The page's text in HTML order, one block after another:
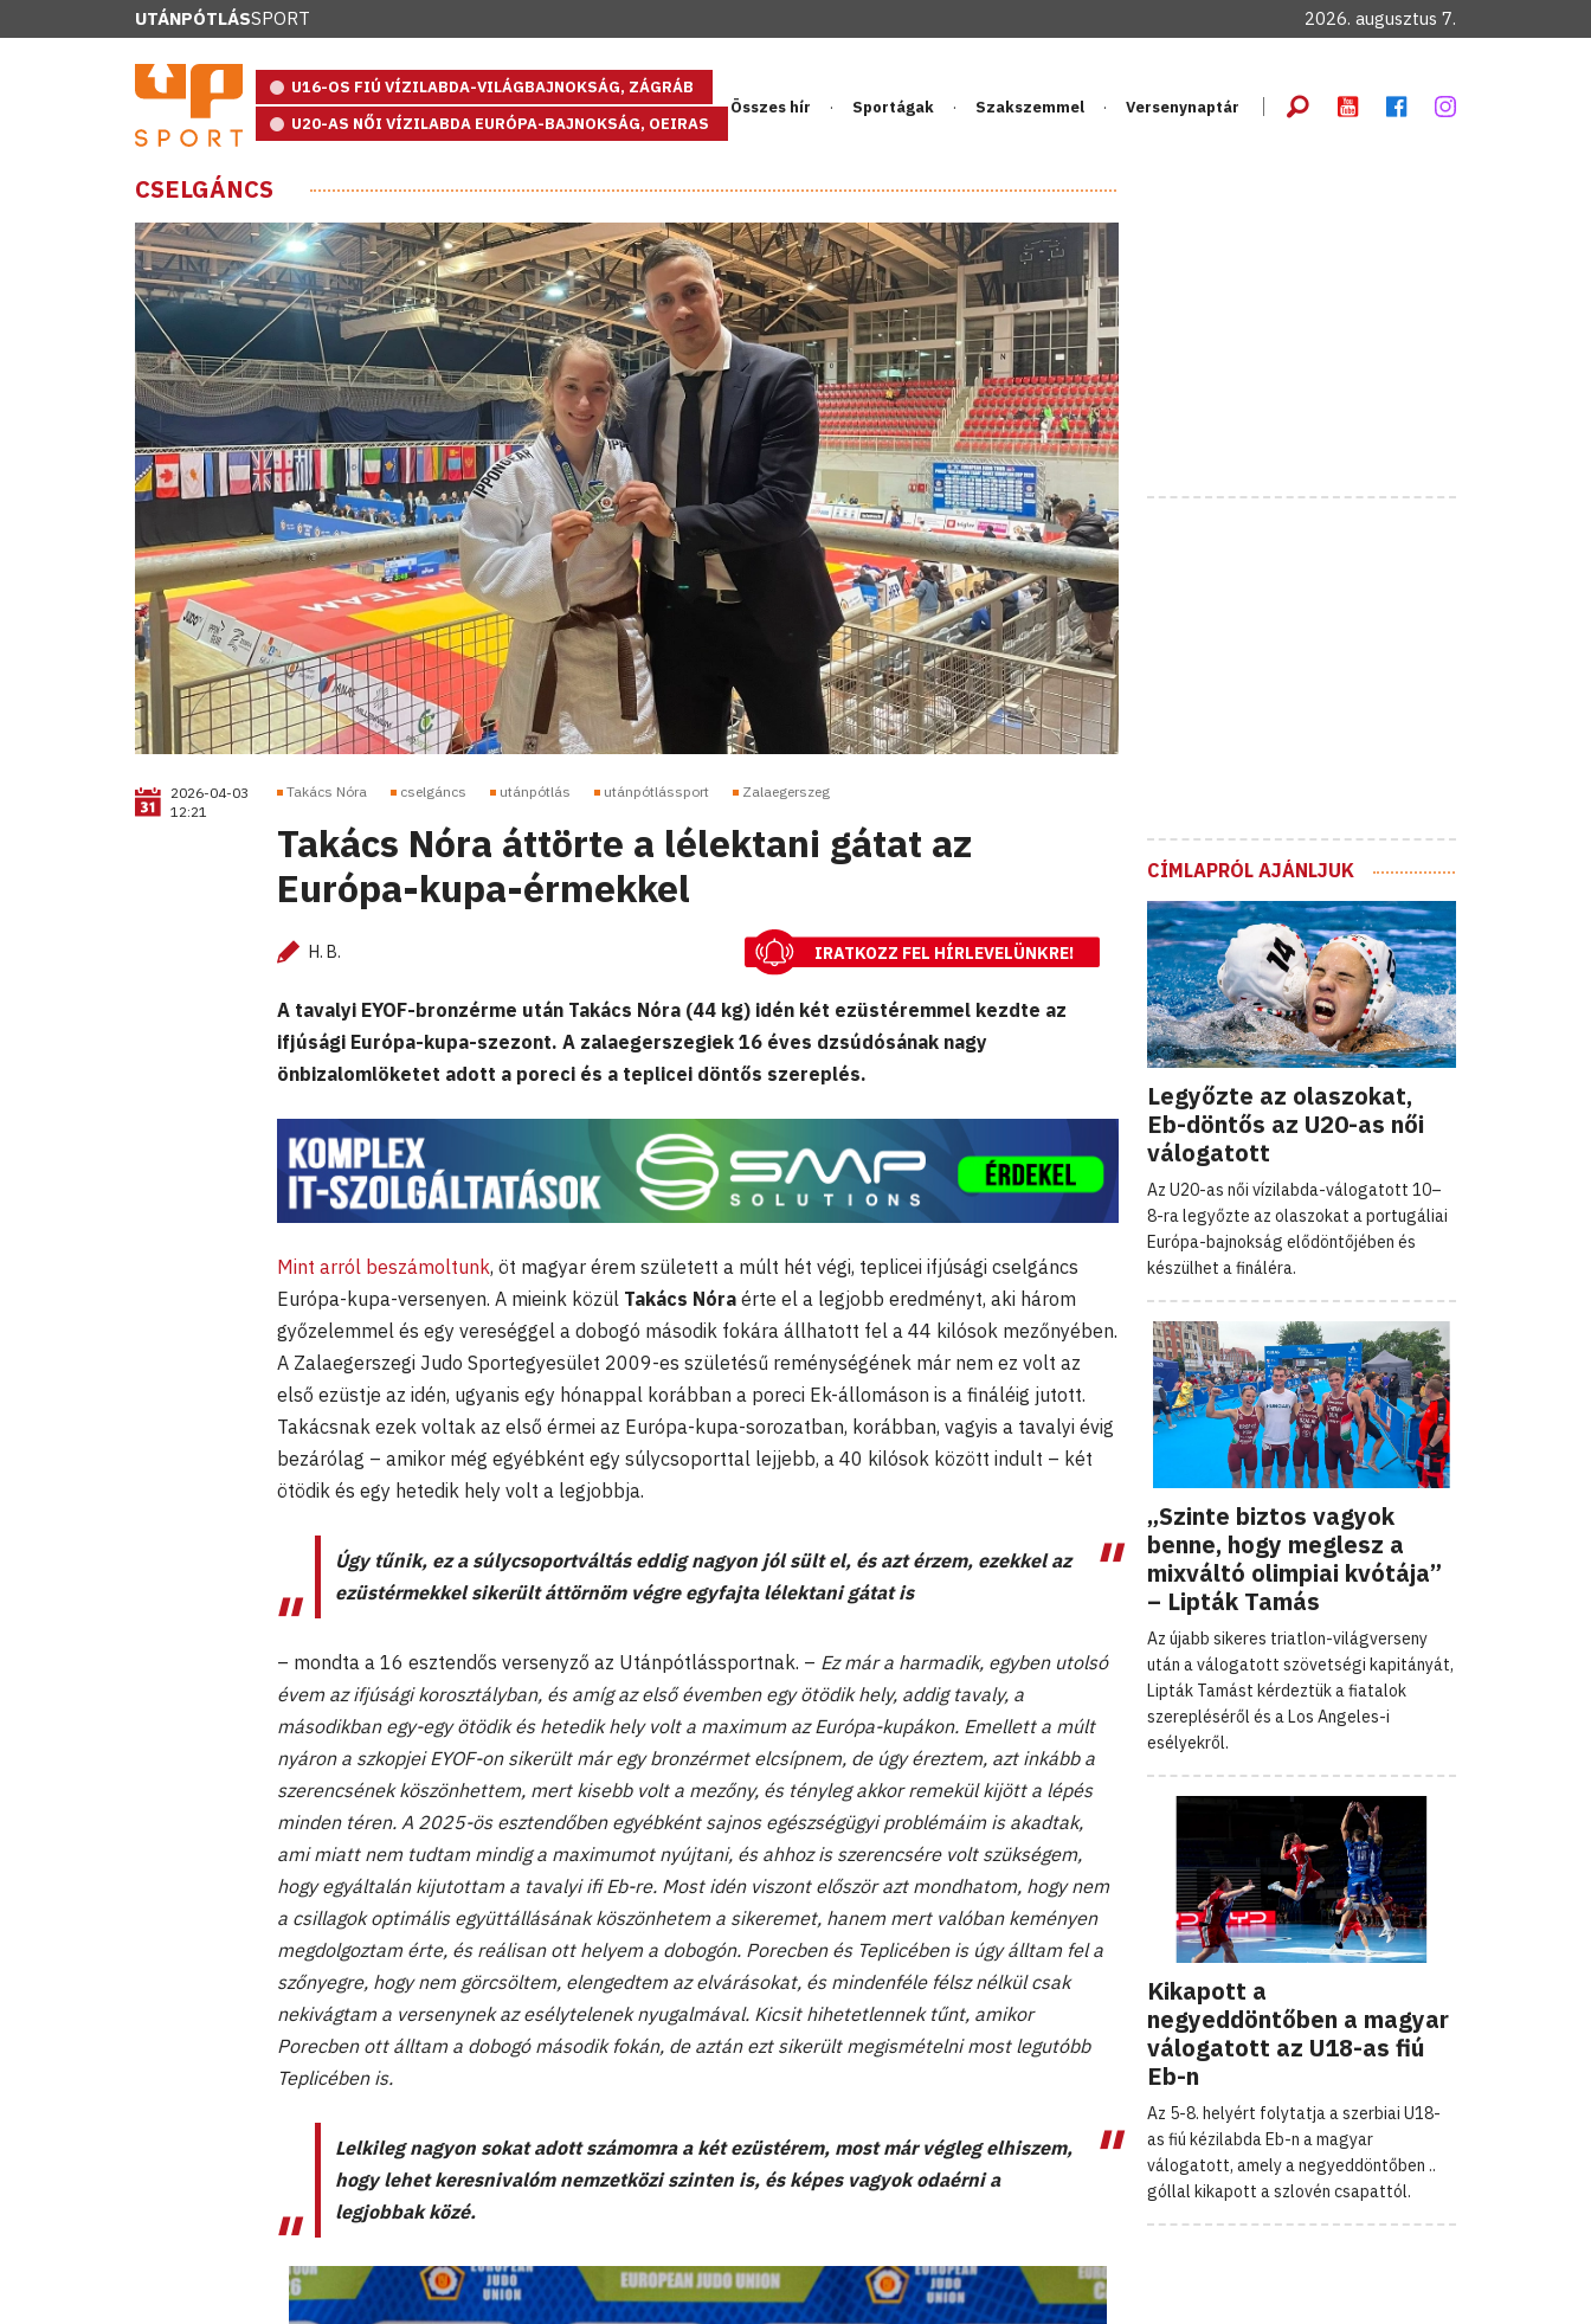
UTÁNPÓTLÁSSPORT 2026. augusztus 7.
U16-OS FIÚ VÍZILABDA-VILÁGBAJNOKSÁG, ZÁGRÁB
U20-AS NŐI VÍZILABDA EURÓPA-BAJNOKSÁG, OEIRAS
Összes hír Sportágak Szakszemmel Versenynaptár
CSELGÁNCS
2026-04-03
12:21
Takács Nóra cselgáncs utánpótlás utánpótlássport Zalaegerszeg
Takács Nóra áttörte a lélektani gátat az
Európa-kupa-érmekkel
H. B. IRATKOZZ FEL HÍRLEVELÜNKRE!
A tavalyi EYOF-bronzérme után Takács Nóra (44 kg) idén két ezüstéremmel kezdte az
ifjúsági Európa-kupa-szezont. A zalaegerszegiek 16 éves dzsúdósának nagy
önbizalomlöketet adott a poreci és a teplicei döntős szereplés.
Mint arról beszámoltunk, öt magyar érem született a múlt hét végi, teplicei ifjúsági cselgáncs
Európa-kupa-versenyen. A mieink közül Takács Nóra érte el a legjobb eredményt, aki három
győzelemmel és egy vereséggel a dobogó második fokára állhatott fel a 44 kilósok mezőnyében.
A Zalaegerszegi Judo Sportegyesület 2009-es születésű reménységének már nem ez volt az
első ezüstje az idén, ugyanis egy hónappal korábban a poreci Ek-állomáson is a fináléig jutott.
Takácsnak ezek voltak az első érmei az Európa-kupa-sorozatban, korábban, vagyis a tavalyi évig
bezárólag – amikor még egyébként egy súlycsoporttal lejjebb, a 40 kilósok között indult – két
ötödik és egy hetedik hely volt a legjobbja.
Úgy tűnik, ez a súlycsoportváltás eddig nagyon jól sült el, és azt érzem, ezekkel az
ezüstérmekkel sikerült áttörnöm végre egyfajta lélektani gátat is
– mondta a 16 esztendős versenyző az Utánpótlássportnak. – Ez már a harmadik, egyben utolsó
évem az ifjúsági korosztályban, és amíg az első évemben egy ötödik hely, addig tavaly, a
másodikban egy-egy ötödik és hetedik hely volt a maximum az Európa-kupákon. Emellett a múlt
nyáron a szkopjei EYOF-on sikerült már egy bronzérmet elcsípnem, de úgy éreztem, azt inkább a
szerencsének köszönhettem, mert kisebb volt a mezőny, és tényleg akkor remekül kijött a lépés
minden téren. A 2025-ös esztendőben egyébként sajnos egészségügyi problémáim is akadtak,
ami miatt nem tudtam mindig a maximumot nyújtani, és ahhoz is szerencsére volt szükségem,
hogy egyáltalán kijutottam a tavalyi ifi Eb-re. Most idén viszont először azt mondhatom, hogy nem
a csillagok optimális együttállásának köszönhetem a sikeremet, hanem mert valóban keményen
megdolgoztam érte, és reálisan ott helyem a dobogón. Porecben és Teplicében is úgy álltam fel a
szőnyegre, hogy nem görcsöltem, elengedtem az elvárásokat, és mindenféle félsz nélkül csak
nekivágtam a versenynek az esélytelenek nyugalmával. Kicsit hihetetlennek tűnt, amikor
Porecben ott álltam a dobogó második fokán, de aztán ezt sikerült megismételni most legutóbb
Teplicében is.
Lelkileg nagyon sokat adott számomra a két ezüstérem, most már végleg elhiszem,
hogy lehet keresnivalóm nemzetközi szinten is, és képes vagyok odaérni a
legjobbak közé.
CÍMLAPRÓL AJÁNLJUK
Legyőzte az olaszokat,
Eb-döntős az U20-as női
válogatott
Az U20-as női vízilabda-válogatott 10–
8-ra legyőzte az olaszokat a portugáliai
Európa-bajnokság elődöntőjében és
készülhet a fináléra.
„Szinte biztos vagyok
benne, hogy meglesz a
mixváltó olimpiai kvótája”
– Lipták Tamás
Az újabb sikeres triatlon-világverseny
után a válogatott szövetségi kapitányát,
Lipták Tamást kérdeztük a fiatalok
szerepléséről és a Los Angeles-i
esélyekről.
Kikapott a
negyeddöntőben a magyar
válogatott az U18-as fiú
Eb-n
Az 5-8. helyért folytatja a szerbiai U18-
as fiú kézilabda Eb-n a magyar
válogatott, amely a negyeddöntőben ..
góllal kikapott a szlovén csapattól.